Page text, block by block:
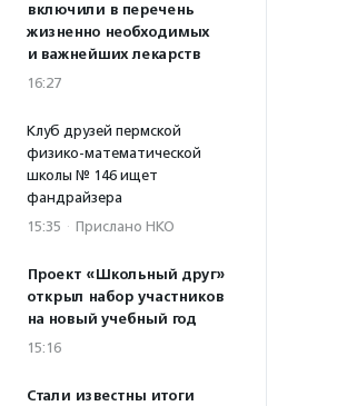
включили в перечень
жизненно необходимых
и важнейших лекарств
16:27
Клуб друзей пермской
физико-математической
школы № 146 ищет
фандрайзера
15:35 · Прислано НКО
Проект «Школьный друг»
открыл набор участников
на новый учебный год
15:16
Стали известны итоги